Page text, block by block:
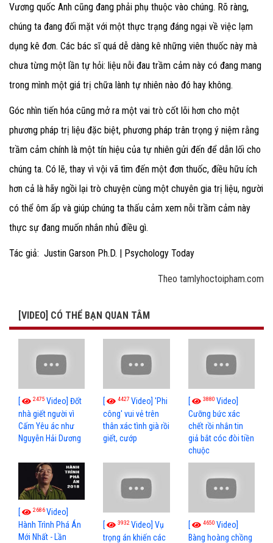
Vương quốc Anh cũng đang phải phụ thuộc vào chúng. Rõ ràng,
chúng ta đang đối mặt với một thực trạng đáng ngại về việc lạm
dụng kê đơn. Các bác sĩ quá dễ dàng kê những viên thuốc này mà
chưa từng một lần tự hỏi: liệu nỗi đau trầm cảm này có đang mang
trong mình một giá trị chữa lành tự nhiên nào đó hay không.
Góc nhìn tiến hóa cũng mở ra một vai trò cốt lõi hơn cho một
phương pháp trị liệu đặc biệt, phương pháp trân trọng ý niệm rằng
trầm cảm chính là một tín hiệu của tự nhiên gửi đến để dẫn lối cho
chúng ta. Có lẽ, thay vì vội vã tìm đến một đơn thuốc, điều hữu ích
hơn cả là hãy ngồi lại trò chuyện cùng một chuyên gia trị liệu, người
có thể ôm ấp và giúp chúng ta thấu cảm xem nỗi trầm cảm này
thực sự đang muốn nhắn nhủ điều gì.
Tác giả: Justin Garson Ph.D. | Psychology Today
Theo tamlyhoctoipham.com
[VIDEO] CÓ THỂ BẠN QUAN TÂM
[ 2475 Video] Đốt
nhà giết người vì
Cấm Yêu ác như
Nguyễn Hải Dương
[ 4427Video] 'Phi
công' vui vẻ trên
thân xác tình già rồi
giết, cướp
[ 3880 Video]
Cưỡng bức xác
chết rồi nhắn tin
giả bắt cóc đòi tiền
chuộc
[ 2686Video]
Hành Trình Phá Án
Mới Nhất - Lần
[ 3932Video] Vụ
trọng án khiến các
[ 4650 Video]
Bàng hoàng chồng